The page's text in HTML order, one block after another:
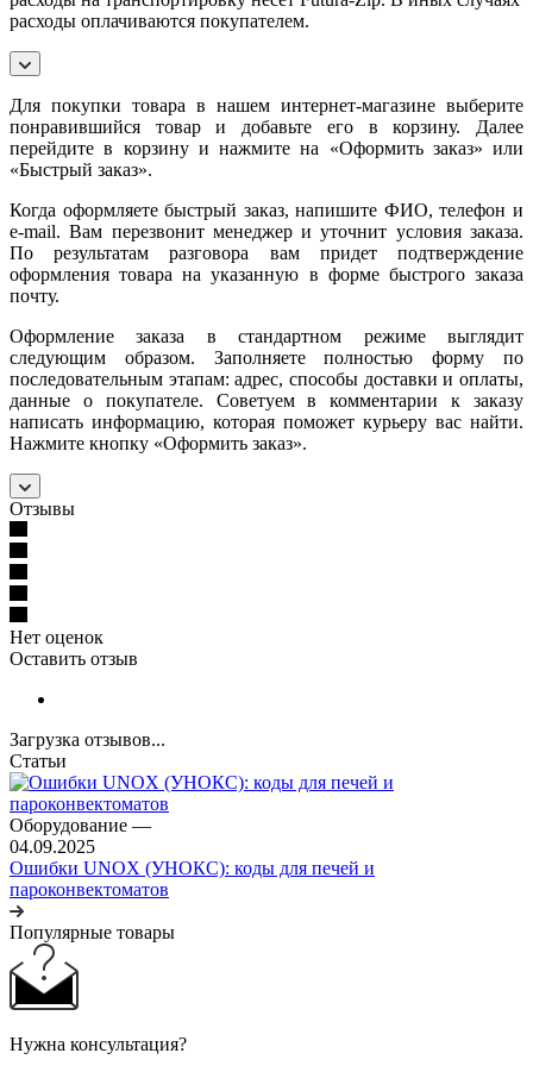
расходы оплачиваются покупателем.
Для покупки товара в нашем интернет-магазине выберите
понравившийся товар и добавьте его в корзину. Далее
перейдите в корзину и нажмите на «Оформить заказ» или
«Быстрый заказ».
Когда оформляете быстрый заказ, напишите ФИО, телефон и
e-mail. Вам перезвонит менеджер и уточнит условия заказа.
По результатам разговора вам придет подтверждение
оформления товара на указанную в форме быстрого заказа
почту.
Оформление заказа в стандартном режиме выглядит
следующим образом. Заполняете полностью форму по
последовательным этапам: адрес, способы доставки и оплаты,
данные о покупателе. Советуем в комментарии к заказу
написать информацию, которая поможет курьеру вас найти.
Нажмите кнопку «Оформить заказ».
Отзывы
Нет оценок
Оставить отзыв
Загрузка отзывов...
Статьи
Оборудование —
04.09.2025
Ошибки UNOX (УНОКС): коды для печей и
пароконвектоматов
Популярные товары
Нужна консультация?